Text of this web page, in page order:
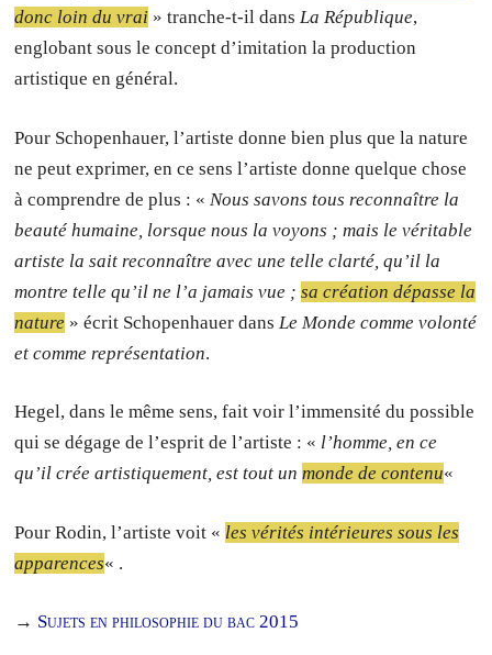
donc loin du vrai » tranche-t-il dansLa République,
englobant sous le concept d’imitation la production
artistique en général.
Pour Schopenhauer, l’artiste donne bien plus que la nature
ne peut exprimer, en ce sens l’artiste donne quelque chose
à comprendre de plus : « Nous savons tous reconnaître la
beauté humaine, lorsque nous la voyons ; mais le véritable
artiste la sait reconnaître avec une telle clarté, qu’il la
montre telle qu’il ne l’a jamais vue ;sa création dépasse la
nature » écrit Schopenhauer dans Le Monde comme volonté
et comme représentation.
Hegel, dans le même sens, fait voir l’immensité du possible
qui se dégage de l’esprit de l’artiste : « l’homme, en ce
qu’il crée artistiquement, est tout unmonde de contenu«
Pour Rodin, l’artiste voit « les vérités intérieures sous les
apparences« .
→ Sujets en philosophie du bac 2015